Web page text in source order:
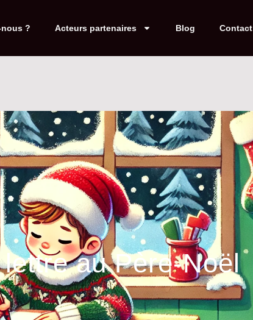
? Acteurs partenaires Blog Contact
au Père-Noël